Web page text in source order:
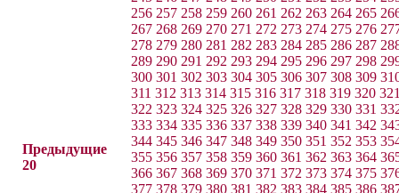
Предыдущие
20
256 257 258 259 260 261 262 263 264 265
267 268 269 270 271 272 273 274 275 276
278 279 280 281 282 283 284 285 286 287
289 290 291 292 293 294 295 296 297 298
300 301 302 303 304 305 306 307 308 309
311 312 313 314 315 316 317 318 319 320
322 323 324 325 326 327 328 329 330 331
333 334 335 336 337 338 339 340 341 342
344 345 346 347 348 349 350 351 352 353
355 356 357 358 359 360 361 362 363 364
366 367 368 369 370 371 372 373 374 375
377 378 379 380 381 382 383 384 385 386